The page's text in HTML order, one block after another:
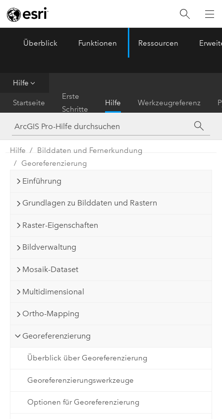
ArcGIS Pro
Überblick Funktionen Ressourcen
Hilfe
Startseite
Erste
Schritte
Hilfe Werkzeugreferenz
Hilfe
Bilddaten und Fernerkundung
Georeferenzierung
Einführung
Grundlagen zu Bilddaten und Rastern
Raster-Eigenschaften
Bildverwaltung
Mosaik-Dataset
Multidimensional
Ortho-Mapping
Georeferenzierung
Überblick über Georeferenzierung
Georeferenzierungswerkzeuge
Optionen für Georeferenzierung